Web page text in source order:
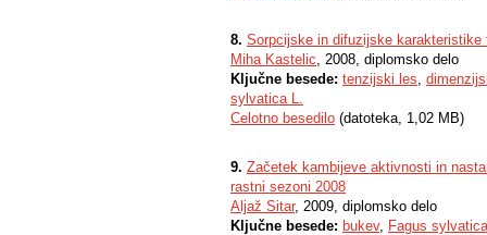
8. Sorpcijske in difuzijske karakteristike
Miha Kastelic, 2008, diplomsko delo
Ključne besede: tenzijski les,
sylvatica L.
Celotno besedilo (datoteka, 1,02 MB)
9. Začetek kambijeve aktivnosti in
rastni sezoni 2008
Aljaž Sitar, 2009, diplomsko delo
Ključne besede: bukev, Fagus